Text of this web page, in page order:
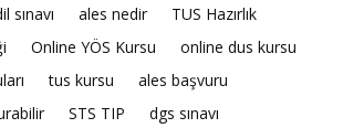
sınavı ales nedir
TUS Hazırlık
Online YÖS Kursu
online dus kursu
tus kursu
ales başvuru
STS TIP
dgs sınavı